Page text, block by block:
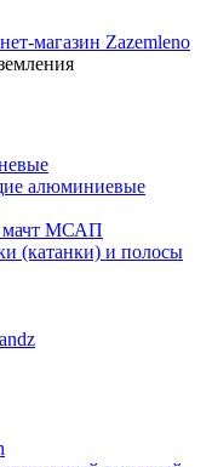
алюминиевые
мачт МСАП
(катанки) и полосы